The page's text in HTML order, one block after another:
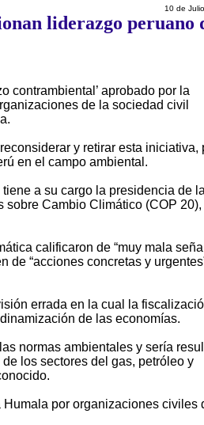
10 de
liderazgo peruano
contrambiental’ aprobado por la
de la sociedad civil
y retirar esta iniciativa,
en el campo ambiental.
a su cargo la presidencia de
Cambio Climático (COP
calificaron de “muy mala
de “acciones concretas y
errada en la cual la
de las economías.
normas ambientales y sería
los sectores del gas, petróleo y
por organizaciones civiles